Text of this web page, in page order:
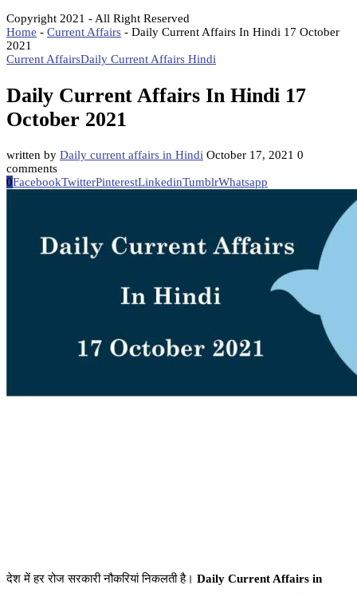
Copyright 2021 - All Right Reserved
Home - Current Affairs - Daily Current Affairs In Hindi 17 October
2021
Current AffairsDaily Current Affairs Hindi
Daily Current Affairs In Hindi 17
October 2021
written by Daily current affairs in Hindi October 17, 2021 0
comments
0FacebookTwitterPinterestLinkedinTumblrWhatsapp
देश में हर रोज सरकारी नौकरियां निकलती है। Daily Current Affairs in